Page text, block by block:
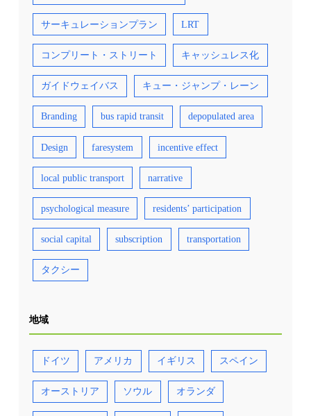
サーキュレーションプラン LRT
コンプリート・ストリート キャッシュレス化
ガイドウェイバス キュー・ジャンプ・レーン
Branding bus rapid transit depopulated area
Design faresystem incentive effect
local public transport narrative
psychological measure residents’ participation
social capital subscription transportation
タクシー
地域
ドイツ アメリカ イギリス スペイン
オーストリア ソウル オランダ